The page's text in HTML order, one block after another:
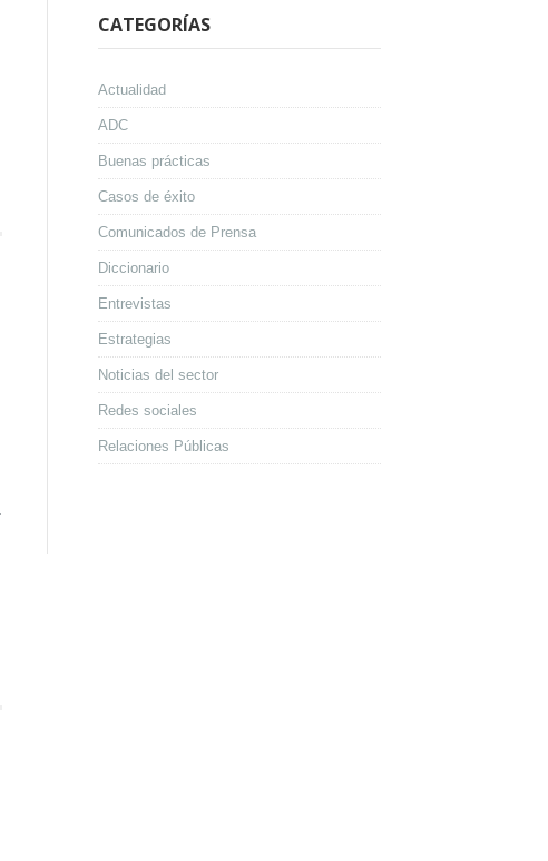
CATEGORÍAS
Actualidad
ADC
Buenas prácticas
Casos de éxito
Comunicados de Prensa
Diccionario
Entrevistas
Estrategias
Noticias del sector
Redes sociales
Relaciones Públicas